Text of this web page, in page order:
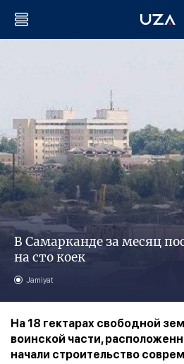
В Самарканде за месяц
на сто коек
Jamiyat
На 18 гектарах свободной
воинской части,
начали строительство